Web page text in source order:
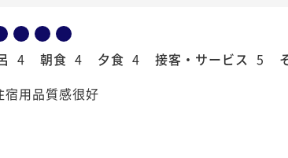
4 朝食 4 夕食 4 接客・サービス 5
宿用品質感很好